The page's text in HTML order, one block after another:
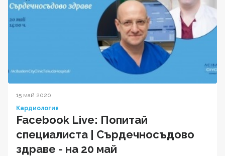
15 май 2020
Кардиология
Facebook Live: Попитай
специалиста | Сърдечносъдово
здраве - на 20 май